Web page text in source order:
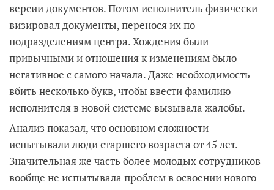
версии документов. Потом исполнитель физически
визировал документы, перенося их по
подразделениям центра. Хождения были
привычными и отношения к изменениям было
негативное с самого начала. Даже необходимость
вбить несколько букв, чтобы ввести фамилию
исполнителя в новой системе вызывала жалобы.
Анализ показал, что основном сложности
испытывали люди старшего возраста от 45 лет.
Значительная же часть более молодых сотрудников
вообще не испытывала проблем в освоении нового